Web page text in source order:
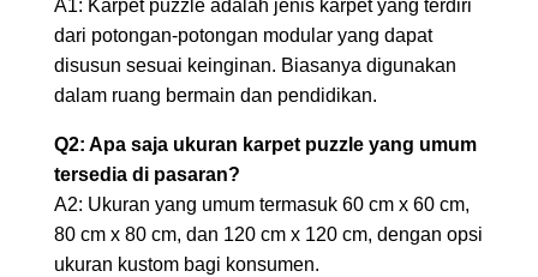
A1: Karpet puzzle adalah jenis karpet yang terdiri
dari potongan-potongan modular yang dapat
disusun sesuai keinginan. Biasanya digunakan
dalam ruang bermain dan pendidikan.
Q2: Apa saja ukuran karpet puzzle yang umum
tersedia di pasaran?
A2: Ukuran yang umum termasuk 60 cm x 60 cm,
80 cm x 80 cm, dan 120 cm x 120 cm, dengan opsi
ukuran kustom bagi konsumen.